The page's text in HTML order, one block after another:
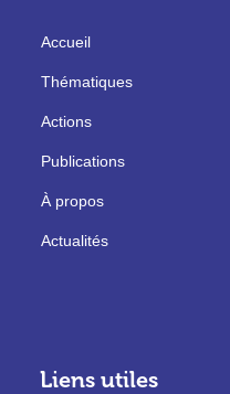
Accueil
Thématiques
Actions
Publications
À propos
Actualités
Liens utiles